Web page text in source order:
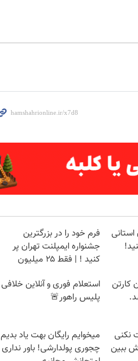
فرم خود را در بزرگترین
جشنواره ایمپلنت تهران پر
کنید ! | فقط ۲۵ میلیون
کارتن
استعلام فوری و آنلاین خلافی
پلیس راهور🚨
نکنی
ببین
میخوایم رایگان بهت یاد بدیم
چجوری پولدارشی! باور نداری